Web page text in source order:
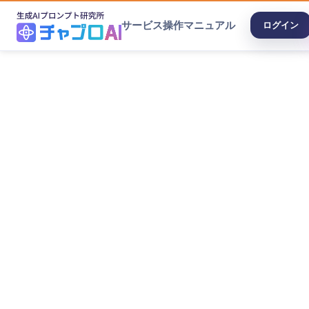
サービス操作マニュアル ログイン